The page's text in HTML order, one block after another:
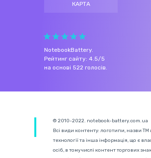
КАРТА
NotebookBattery.
Рейтинг сайту: 4.5/5
на основі 522 голосів.
© 2010-2022. notebook-battery.com.ua
Всі види контенту: логотипи, назви ТМ
технології та інша інформація, що є
осіб, в тому числі контент торгових